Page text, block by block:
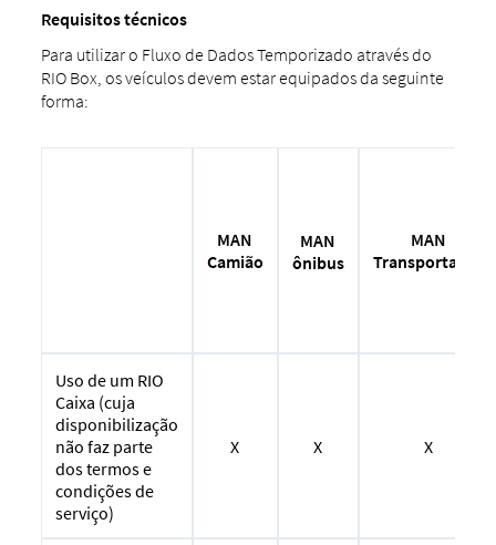
Requisitos técnicos
Para utilizar o Fluxo de Dados Temporizado através do
RIO Box, os veículos devem estar equipados da seguinte
forma:
MAN
Camião
MAN
ônibus
MAN
Transportador
Uso de um RIO
Caixa (cuja
disponibilização
não faz parte
dos termos e
condições de
serviço)
X X X